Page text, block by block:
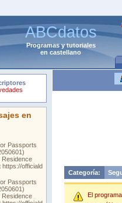
ABCdatos
Programasytutoriales
en castellano
Categoría:
El programa